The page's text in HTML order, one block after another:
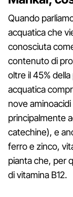
Quando
acquatica che
conosciuta
contenuto di
oltre il 45%
acquatica
nove
principalmente
catechine), e
ferro e zinco,
pianta che, per
di vitamina B12.